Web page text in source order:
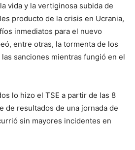
vida y la vertiginosa subida de
producto de la crisis en Ucrania,
inmediatos para el nuevo
entre otras, la tormenta de los
sanciones mientras fungió en el
lo hizo el TSE a partir de las 8
de resultados de una jornada de
sin mayores incidentes en